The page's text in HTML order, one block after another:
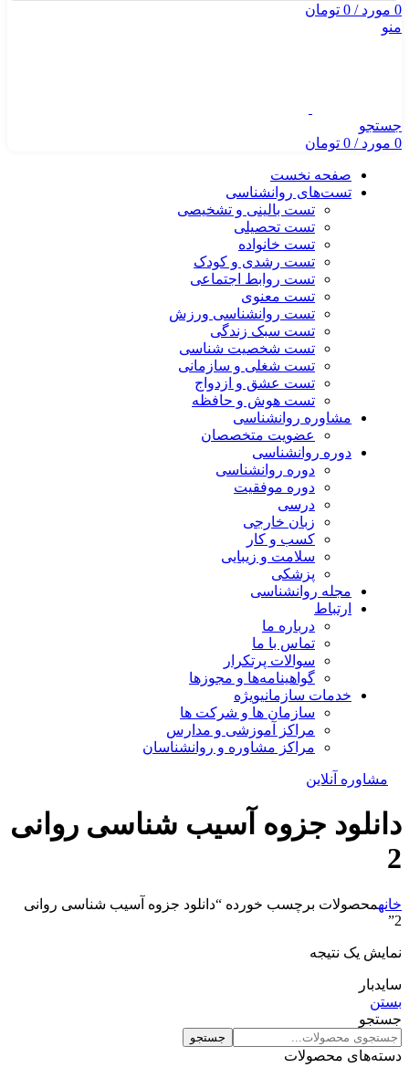
0 مورد/
0 تومان
منو
جستجو
0 مورد/
0 تومان
صفحه نخست
تست‌های روانشناسی
تست بالینی و تشخیصی
تست تحصیلی
تست خانواده
تست رشدی و کودک
تست روابط اجتماعی
تست معنوی
تست روانشناسی ورزش
تست سبک زندگی
تست شخصیت شناسی
تست شغلی و سازمانی
تست عشق و ازدواج
تست هوش و حافظه
مشاوره روانشناسی
عضویت متخصصان
دوره روانشناسی
دوره روانشناسی
دوره موفقیت
درسی
زبان خارجی
کسب و کار
سلامت و زیبایی
پزشکی
مجله روانشناسی
ارتباط
درباره ما
تماس با ما
سوالات پرتکرار
گواهینامه‌ها و مجوزها
خدمات سازمانیویژه
سازمان ها و شرکت ها
مراکز آموزشی و مدارس
مراکز مشاوره و روانشناسان
مشاوره آنلاین
دانلود جزوه آسیب شناسی روانی
2
خانهمحصولات برچسب خورده “دانلود جزوه آسیب شناسی روانی
2”
نمایش یک نتیجه
سایدبار
بستن
جستجو
جستجو
دسته‌های محصولات